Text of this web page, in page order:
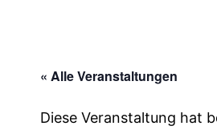
« Alle Veranstaltungen
Diese Veranstaltung hat